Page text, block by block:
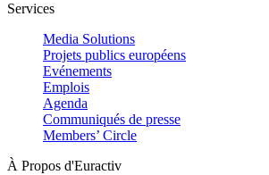
Services
Media Solutions
Projets publics européens
Evénements
Emplois
Agenda
Communiqués de presse
Members’ Circle
À Propos d'Euractiv